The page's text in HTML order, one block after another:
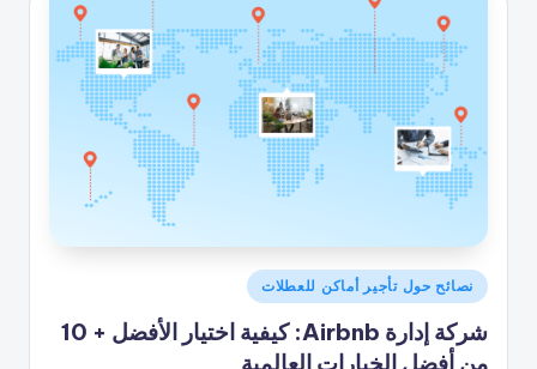
نُشر
في
نصائح حول تأجير أماكن للعطلات
شركة إدارة Airbnb: كيفية اختيار الأفضل + 10
من أفضل الخيارات العالمية